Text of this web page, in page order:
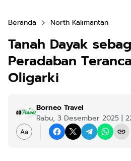
Beranda North Kalimantan
Tanah Dayak
Peradaban
Oligarki
Borneo Travel
Rabu, 3 Desember 2025 |